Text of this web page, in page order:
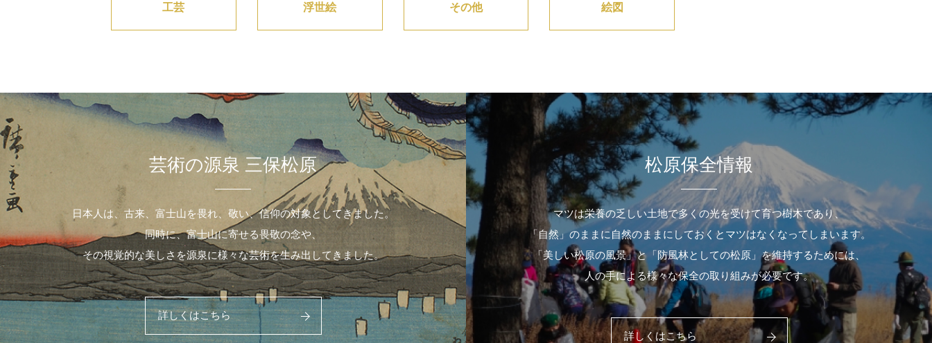
工芸 浮世絵 その他 絵図
芸術の源泉 三保松原
日本人は、古来、富士山を畏れ、敬い、信仰の対象としてきました。
同時に、富士山に寄せる畏敬の念や、
その視覚的な美しさを源泉に様々な芸術を生み出してきました。
詳しくはこちら
松原保全情報
マツは栄養の乏しい土地で多くの光を受けて育つ樹木であり、
「自然」のままに自然のままにしておくとマツはなくなってしまいます。
「美しい松原の風景」と「防風林としての松原」を維持するためには、
人の手による様々な保全の取り組みが必要です。
詳しくはこちら